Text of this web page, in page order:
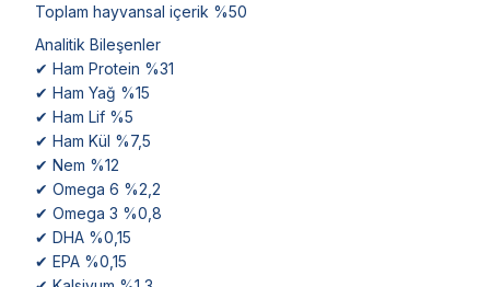
Toplam hayvansal içerik %50
Analitik Bileşenler
✔ Ham Protein %31
✔ Ham Yağ %15
✔ Ham Lif %5
✔ Ham Kül %7,5
✔ Nem %12
✔ Omega 6 %2,2
✔ Omega 3 %0,8
✔ DHA %0,15
✔ EPA %0,15